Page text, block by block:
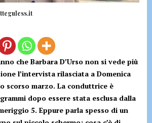
che Barbara D’Urso non si vede più
l’intervista rilasciata a Domenica
scorso marzo. La conduttrice è
dopo essere stata esclusa dalla
5. Eppure parla spesso di un